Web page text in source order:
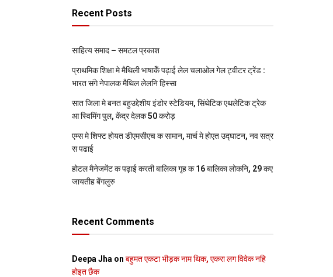
Recent Posts
साहित्य समाद – समटल प्रकाश
प्राथमिक शि‍क्षा मे मैथि‍ली भाषाकेँ पढ़ाई लेल चलाओल गेल ट्वीटर ट्रेंड :
भारत संगे नेपालक मैथिल लेलनि हिस्सा
सात जिला मे बनत बहुउद्देशीय इंडोर स्‍टेडि‍यम, सिंथेटिक एथलेटिक ट्रेक
आ स्विमिंग पुल, केंद्र देलक 50 करोड़
एम्स मे शिफ्ट होयत डीएमसीएच क सामान, मार्च मे होएत उद्घाटन, नव सत्र
स पढाई
होटल मैनेजमेंट क पढ़ाई करती बालिका गृह क 16 बालिका लोकनि, 29 कए
जायतीह बेंगलुरु
Recent Comments
Deepa Jha on बहुमत एकटा भीड़क नाम थिक, एकरा लग विवेक नहि
होइत छैक